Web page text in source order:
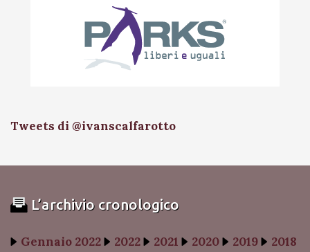
Tweets di @ivanscalfarotto
L’archivio cronologico
Gennaio 2022 2022 2021 2020 2019
2018